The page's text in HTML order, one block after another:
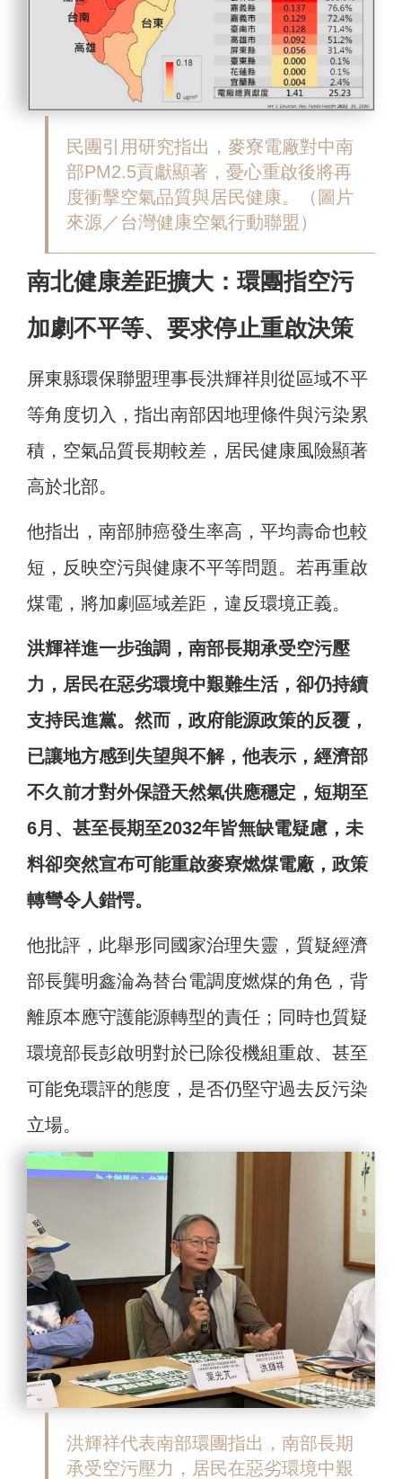
民團引用研究指出，麥寮電廠對中南
部PM2.5貢獻顯著，憂心重啟後將再
度衝擊空氣品質與居民健康。（圖片
來源／台灣健康空氣行動聯盟）
南北健康差距擴大：環團指空污
加劇不平等、要求停止重啟決策
屏東縣環保聯盟理事長洪輝祥則從區域不平
等角度切入，指出南部因地理條件與污染累
積，空氣品質長期較差，居民健康風險顯著
高於北部。
他指出，南部肺癌發生率高，平均壽命也較
短，反映空污與健康不平等問題。若再重啟
煤電，將加劇區域差距，違反環境正義。
洪輝祥進一步強調，南部長期承受空污壓
力，居民在惡劣環境中艱難生活，卻仍持續
支持民進黨。然而，政府能源政策的反覆，
已讓地方感到失望與不解，他表示，經濟部
不久前才對外保證天然氣供應穩定，短期至
6月、甚至長期至2032年皆無缺電疑慮，未
料卻突然宣布可能重啟麥寮燃煤電廠，政策
轉彎令人錯愕。
他批評，此舉形同國家治理失靈，質疑經濟
部長龔明鑫淪為替台電調度燃煤的角色，背
離原本應守護能源轉型的責任；同時也質疑
環境部長彭啟明對於已除役機組重啟、甚至
可能免環評的態度，是否仍堅守過去反污染
立場。
洪輝祥代表南部環團指出，南部長期
承受空污壓力，居民在惡劣環境中艱